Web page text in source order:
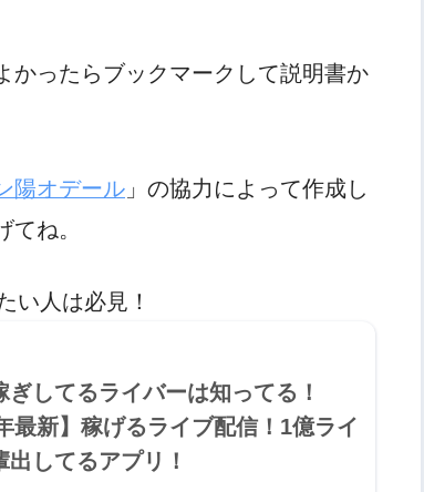
かったらブックマークして説明書か
陽オデール 」の協力によって作成し
ね。
い人は必見！
してるライバーは知ってる！
最新】稼げるライブ配信！1億ライ
出してるアプリ！